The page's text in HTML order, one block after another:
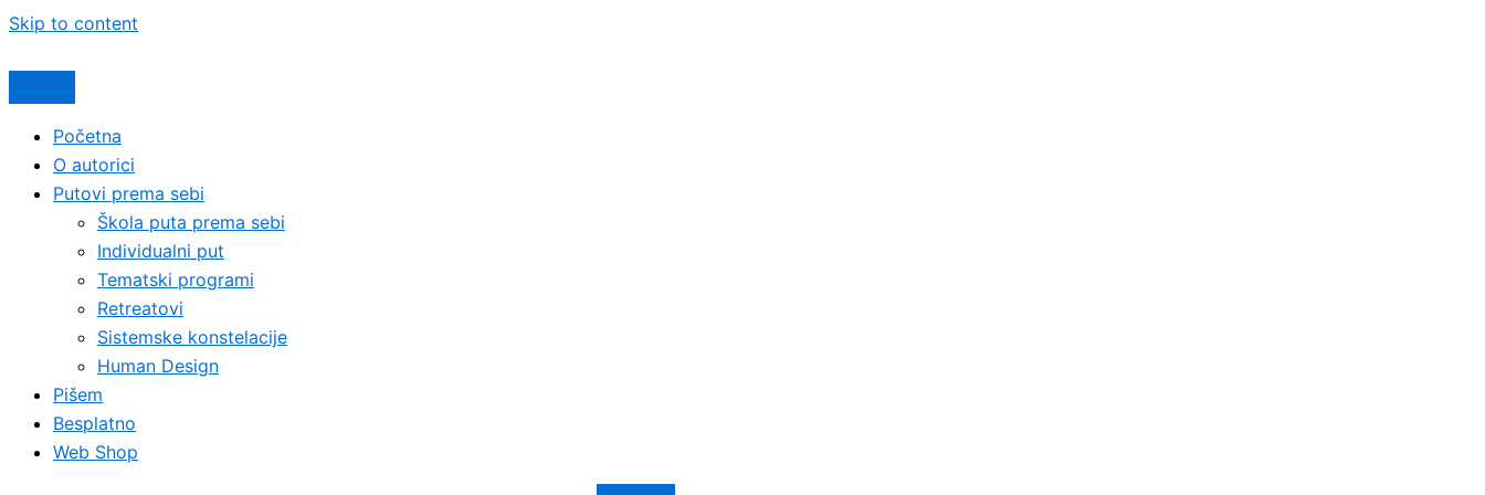
Skip to content
Početna
O autorici
Putovi prema sebi
Škola puta prema sebi
Individualni put
Tematski programi
Retreatovi
Sistemske konstelacije
Human Design
Pišem
Besplatno
Web Shop